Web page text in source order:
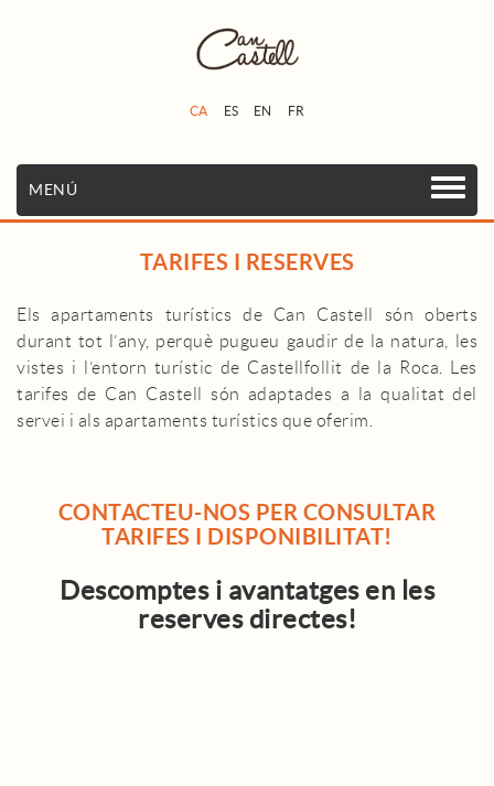
CA ES EN FR
MENÚ
TARIFES I RESERVES
Els apartaments turístics de Can Castell són oberts
durant tot l’any, perquè pugueu gaudir de la natura, les
vistes i l’entorn turístic de Castellfollit de la Roca. Les
tarifes de Can Castell són adaptades a la qualitat del
servei i als apartaments turístics que oferim.
CONTACTEU-NOS PER CONSULTAR
TARIFES I DISPONIBILITAT!
Descomptes i avantatges en les
reserves directes!